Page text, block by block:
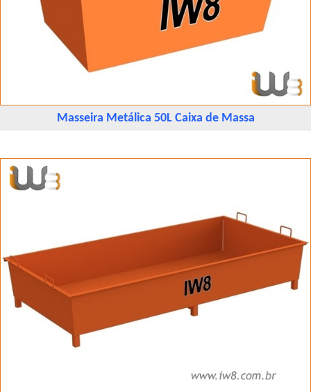
Masseira Metálica 50L Caixa de Massa